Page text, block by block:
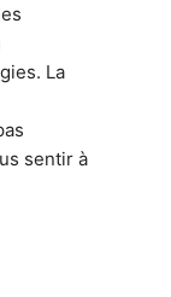
La
sentir à